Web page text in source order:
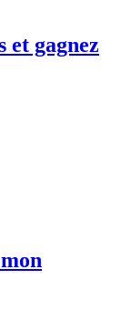
et gagnez